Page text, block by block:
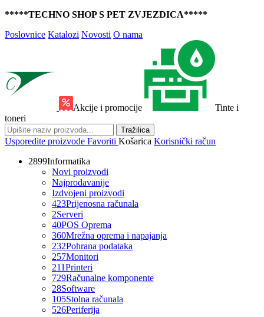
*****TECHNO SHOP S PET ZVJEZDICA*****
Poslovnice Katalozi Novosti O nama
Akcije i promocije
Tinte i
toneri
Tražilica
Usporedite proizvode Favoriti Košarica Korisnički račun
2899Informatika
Novi proizvodi
Najprodavanije
Izdvojeni proizvodi
423Prijenosna računala
2Serveri
40POS Oprema
360Mrežna oprema i napajanja
232Pohrana podataka
257Monitori
211Printeri
729Računalne komponente
28Software
105Stolna računala
526Periferija